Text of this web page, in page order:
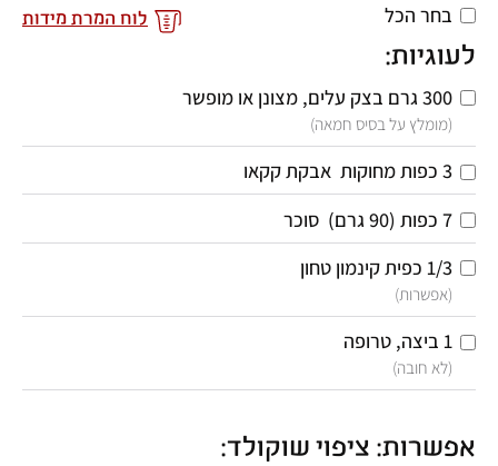
לוח המרת מידות
בחר הכל
לעוגיות:
300 גרם בצק עלים, מצונן או מופשר
(מומלץ על בסיס חמאה)
3 כפות מחוקות
אבקת קקאו
7 כפות (90 גרם)
סוכר
1/3 כפית
קינמון טחון
(אפשרות)
1 ביצה, טרופה
(לא חובה)
אפשרות: ציפוי שוקולד: